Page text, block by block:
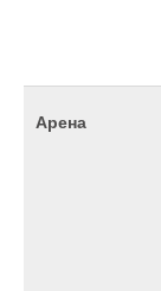
Арена